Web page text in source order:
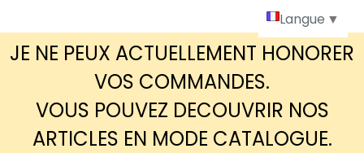
JE NE PEUX ACTUELLEMENT HONORER
VOS COMMANDES.
VOUS POUVEZ DECOUVRIR NOS
ARTICLES EN MODE CATALOGUE.
Langue ▼